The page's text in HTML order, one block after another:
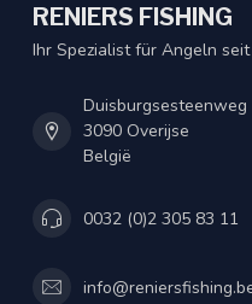
RENIERS FISHING
Ihr Spezialist für Angeln
Duisburgsesteenweg
3090 Overijse
België
0032 (0)2 305 83 11